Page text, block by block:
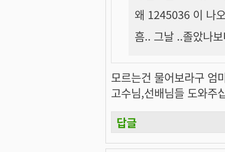
왜 1245036 이 나
흠.. 그날 ..졸았나
모르는건 물어보라구 엄
고수님,선배님들 도와주
답글